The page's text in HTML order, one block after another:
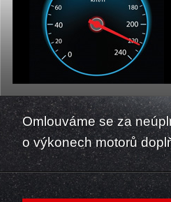
Omlouváme se za
o výkonech motorů